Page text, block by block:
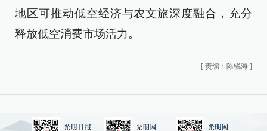
地区可推动低空经济与农文旅深度融合，充分
释放低空消费市场活力。
[ 责编：陈锐海 ]